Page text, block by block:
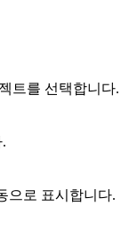
트를 선택합니다.
으로 표시합니다.